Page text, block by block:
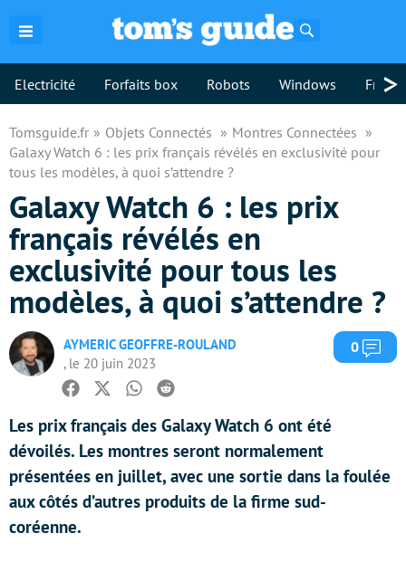
Electricité Forfaits box Robots Windows >
Tomsguide.fr Objets Connectés
Montres Connectées
Galaxy Watch 6 : les prix français révélés en exclusivité pour
tous les modèles, à quoi s’attendre ?
Galaxy Watch 6 : les prix
français révélés en
exclusivité pour tous les
modèles, à quoi s’attendre ?
AYMERIC GEOFFRE-ROULAND
, le 20 juin 2023
0
Facebook
TwitterWhatsapp
Reddit
Les prix français des Galaxy Watch 6 ont été
dévoilés. Les montres seront normalement
présentées en juillet, avec une sortie dans la foulée
aux côtés d’autres produits de la firme sud-
coréenne.